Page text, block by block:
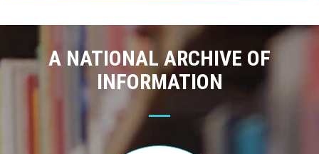
A NATIONAL ARCHIVE OF
INFORMATION